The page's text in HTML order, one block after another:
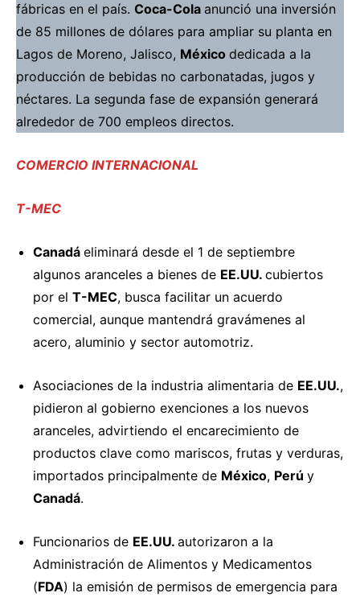
fábricas en el país. Coca-Cola anunció una inversión
de 85 millones de dólares para ampliar su planta en
Lagos de Moreno, Jalisco, México dedicada a la
producción de bebidas no carbonatadas, jugos y
néctares. La segunda fase de expansión generará
alrededor de 700 empleos directos.
COMERCIO INTERNACIONAL
T-MEC
Canadá eliminará desde el 1 de septiembre
algunos aranceles a bienes de EE.UU. cubiertos
por el T-MEC, busca facilitar un acuerdo
comercial, aunque mantendrá gravámenes al
acero, aluminio y sector automotriz.
Asociaciones de la industria alimentaria de EE.UU.,
pidieron al gobierno exenciones a los nuevos
aranceles, advirtiendo el encarecimiento de
productos clave como mariscos, frutas y verduras,
importados principalmente de México, Perú y
Canadá.
Funcionarios de EE.UU. autorizaron a la
Administración de Alimentos y Medicamentos
(FDA) la emisión de permisos de emergencia para